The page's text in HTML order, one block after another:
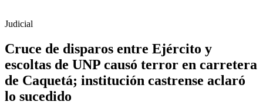
Judicial
Cruce de disparos entre Ejército y
escoltas de UNP causó terror en carretera
de Caquetá; institución castrense aclaró
lo sucedido